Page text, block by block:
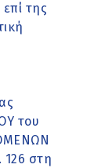
της
του
126 στη